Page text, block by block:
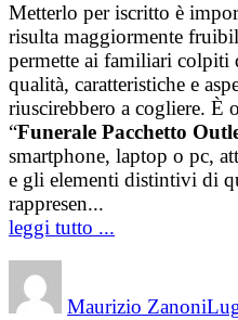
Metterlo per iscritto è
risulta maggiormente
permette ai familiari colpiti
qualità, caratteristiche e
riuscirebbero a cogliere.
“Funerale Pacchetto
smartphone, laptop o pc,
e gli elementi distintivi di
rappresen...
leggi tutto ...
Maurizio Zanoni
on